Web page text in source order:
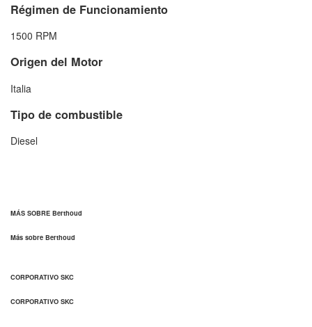
Régimen de Funcionamiento
1500 RPM
Origen del Motor
Italia
Tipo de combustible
Diesel
MÁS SOBRE Berthoud
Más sobre Berthoud
CORPORATIVO SKC
CORPORATIVO SKC